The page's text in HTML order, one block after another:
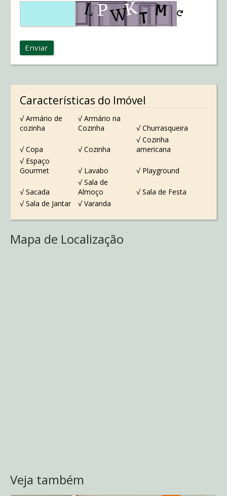
Enviar
Características do Imóvel
√ Armário de
cozinha
√ Armário na
Cozinha
√ Churrasqueira
√ Copa √ Cozinha
√ Cozinha
americana
√ Espaço
Gourmet
√ Lavabo √ Playground
√ Sacada
√ Sala de
Almoço
√ Sala de Festa
√ Sala de Jantar
√ Varanda
Mapa de Localização
Veja também